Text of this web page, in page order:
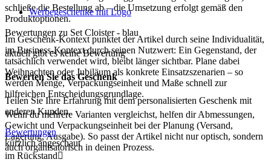
schließe die Bestellung ab – die Umsetzung erfolgt gemäß den
Produktoptionen.
Im Geschenk-Kontext punktet der Artikel durch seine Individualität,
im Business-Kontext durch seinen Nutzwert: Ein Gegenstand, der
tatsächlich verwendet wird, bleibt länger sichtbar. Plane dabei
Weihnachten oder Jubiläum als konkrete Einsatzszenarien – so
werden Menge, Verpackungseinheit und Maße schnell zur
hilfreichen Entscheidungsgrundlage.
Wenn du mehrere Varianten vergleichst, helfen dir Abmessungen,
Gewicht und Verpackungseinheit bei der Planung (Versand,
Lagerung, Ausgabe). So passt der Artikel nicht nur optisch, sondern
auch organisatorisch in deinen Prozess.
Werbegeschenke mit Logo
Bewertungen zu Set Cloister - blau
aktuell gibt es keine Bewertung
Bewerten Sie das Geschenk
Teilen Sie Ihre Erfahrung mit dem personalisierten Geschenk mit
anderen Kunden.
Bewertungen
kürzlich angeschaut
im Rückstand